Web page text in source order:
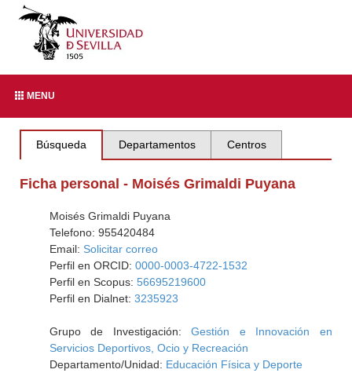
MENU
Búsqueda Departamentos Centros
Ficha personal - Moisés Grimaldi Puyana
Moisés Grimaldi Puyana
Telefono: 955420484
Email: Solicitar correo
Perfil en ORCID: 0000-0003-4722-1532
Perfil en Scopus: 56695219600
Perfil en Dialnet: 3235923
Grupo de Investigación:Gestión e Innovación en
Servicios Deportivos, Ocio y Recreación
Departamento/Unidad: Educación Física y Deporte